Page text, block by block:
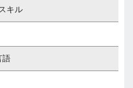
キル
語